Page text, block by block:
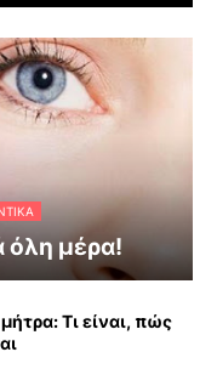
όλη μέρα!
Τι είναι, πώς